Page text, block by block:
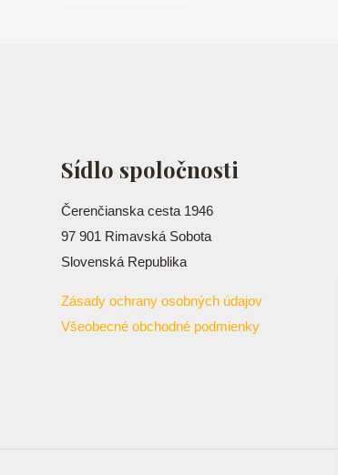
Sídlo spoločnosti
Čerenčianska cesta 1946
97 901 Rimavská Sobota
Slovenská Republika
Zásady ochrany osobných údajov
Všeobecné obchodné podmienky